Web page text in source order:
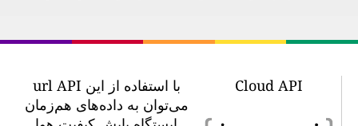
Cloud API
با استفاده از این url API
می‌توان به داده‌های هم‌زمان